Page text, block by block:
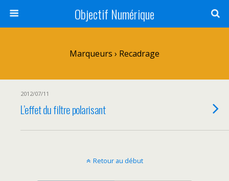
Objectif Numérique
Marqueurs › Recadrage
2012/07/11
L’effet du filtre polarisant
Retour au début